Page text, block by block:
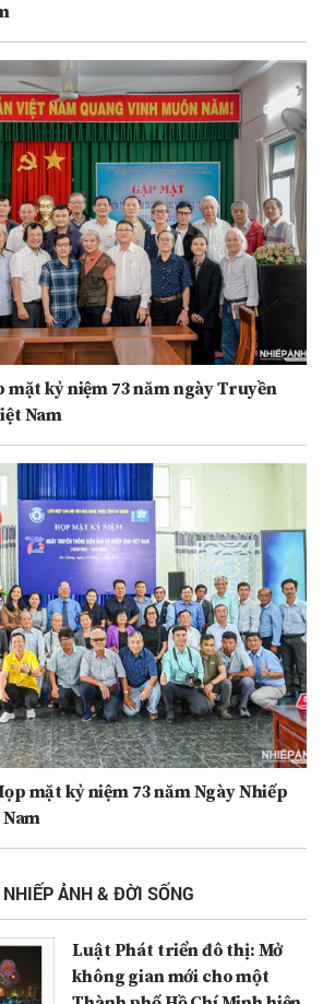
mặt kỷ niệm 73 năm ngày Truyền
Nam
mặt kỷ niệm 73 năm Ngày Nhiếp
ẢNH & ĐỜI SỐNG
Luật Phát triển đô thị: Mở
không gian mới cho một